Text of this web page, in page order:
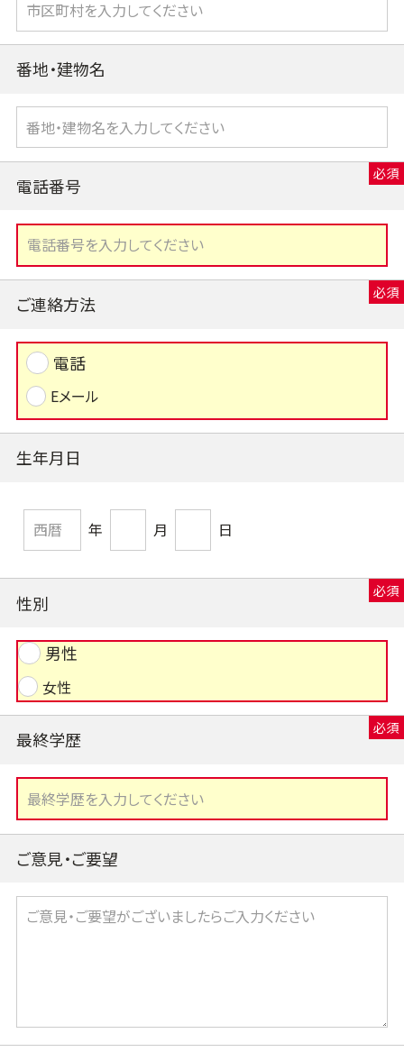
番地・建物名
電話番号
ご連絡方法
電話
Eメール
生年月日
年 月 日
性別
男性
女性
最終学歴
ご意見・ご要望